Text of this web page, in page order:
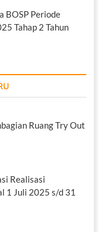
BOSP Periode
Tahap 2 Tahun
Ruang Try Out
Realisasi
1 Juli 2025 s/d 31